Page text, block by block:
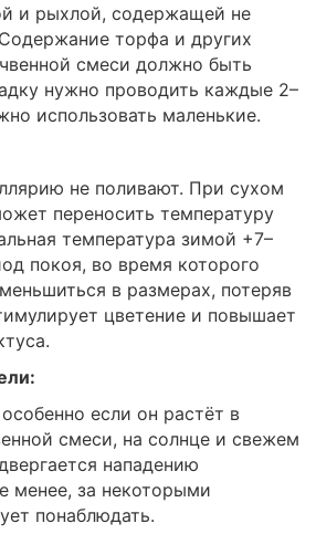
и рыхлой, содержащей не
торфа и других
смеси должно быть
нужно проводить каждые 2–
использовать маленькие.
не поливают. При сухом
переносить температуру
температура зимой +7–
покоя, во время которого
в размерах, потеряв
цветение и повышает
если он растёт в
смеси, на солнце и свежем
нападению
менее, за некоторыми
понаблюдать.